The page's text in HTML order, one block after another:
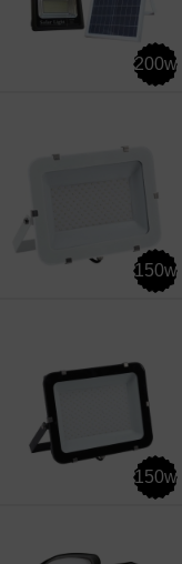
200w
150w
150w